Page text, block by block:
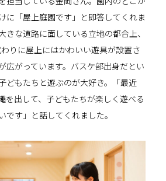
に「屋上庭園です」と即答してくれま
きな道路に面している立地の都合上、
りに屋上にはかわいい遊具が設置さ
広がっています。バスケ部出身だとい
どもたちと遊ぶのが大好き。「最近
を出して、子どもたちが楽しく遊べる
です」と話してくれました。